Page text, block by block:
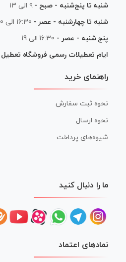
شنبه تا پنج‌شنبه - صبح - ۹ الی ۱۳
شنبه تا چهارشنبه - عصر - 16:30 الی 20
پنج شنبه - عصر - 16:30 الی 19
ایام تعطیلات رسمی فروشگاه
راهنمای خرید
نحوه ثبت سفارش
نحوه ارسال
شیوه‌های پرداخت
ما را دنبال کنید
نمادهای اعتماد